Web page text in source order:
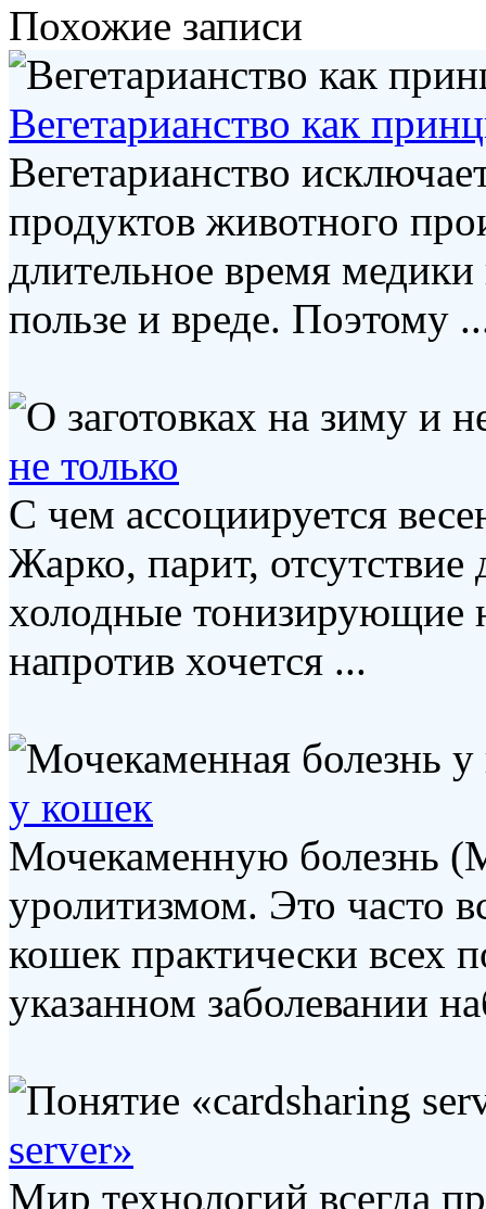
Похожие записи
Вегетарианство как
Вегетарианство
продуктов животного
длительное время
пользе и вреде. Поэтому
не только
С чем ассоциируется
Жарко, парит,
холодные тонизирующие
напротив хочется ...
у кошек
Мочекаменную болезнь
уролитизмом. Это часто
кошек практически всех
указанном заболевании
server»
Мир технологий всегда